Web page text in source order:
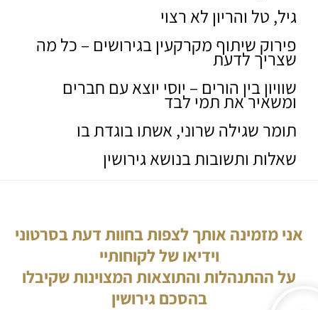
גיל, טל והריון לא רצוי
פירוק שיתוף מקרקעין בגירושים – כל מה
שצריך לדעת
שוויון בין הורים – יוסי יוצא עם חברים
ומשאיר את תמי לבד
תומר שגילה שרוני, אשתו בוגדת בו
שאלות ותשובות בנושא גירושין
אני מזמינה אותך לצפות בחוות דעת בסרטוני
וידיאו של לקוחותיי
על ההתנהלות והתוצאות המצוינות שקיבלו
בהסכם גירושין